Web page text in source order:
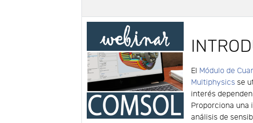
El Módulo de
Multiphysics se
interés
Proporciona una
análisis de